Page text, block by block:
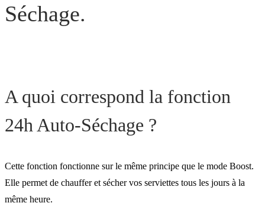
Séchage.
A quoi correspond la fonction
24h Auto-Séchage ?
Cette fonction fonctionne sur le même principe que le mode Boost.
Elle permet de chauffer et sécher vos serviettes tous les jours à la
même heure.